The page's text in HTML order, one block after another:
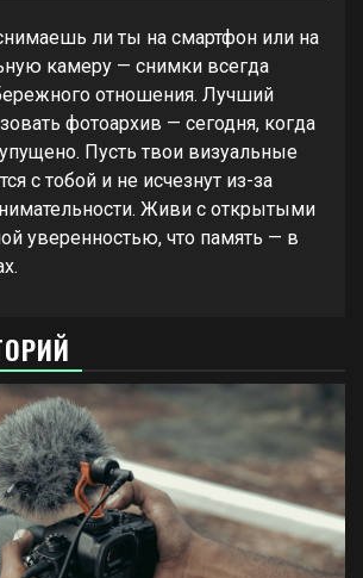
ли ты на смартфон или на
камеру — снимки всегда
отношения. Лучший
фотоархив — сегодня, когда
Пусть твои визуальные
с тобой и не исчезнут из-за
Живи с открытыми
уверенностью, что память — в